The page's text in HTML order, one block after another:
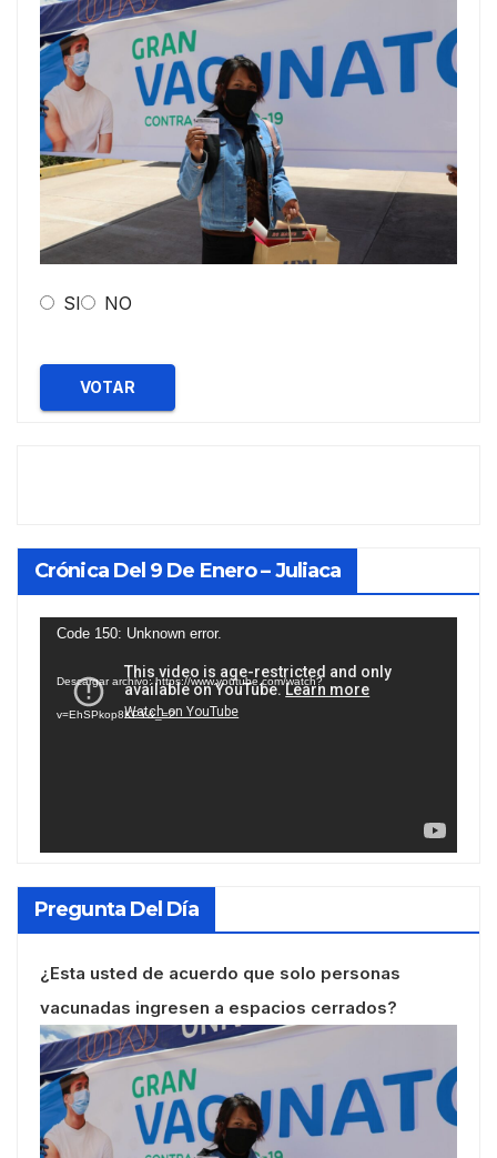
SI NO
VOTAR
Crónica Del 9 De Enero – Juliaca
Reproductor
vídeo
Code 150: Unknown error.
Descargar archivo: https://www.youtube.com/watch?
v=EhSPkop8KPY&_=2
Pregunta Del Día
¿Esta usted de acuerdo que solo personas
vacunadas ingresen a espacios cerrados?